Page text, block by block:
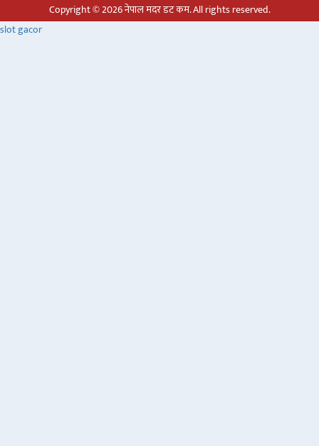
Copyright © 2026 नेपाल मदर डट कम. All rights reserved.
slot gacor